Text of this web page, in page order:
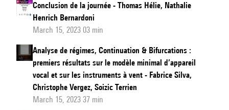
Conclusion de la journée - Thomas Hélie, Nathalie
Henrich Bernardoni
March 15, 2023 03 min
Analyse de régimes, Continuation & Bifurcations :
premiers résultats sur le modèle minimal d’appareil
vocal et sur les instruments à vent - Fabrice Silva,
Christophe Vergez, Soizic Terrien
March 15, 2023 37 min